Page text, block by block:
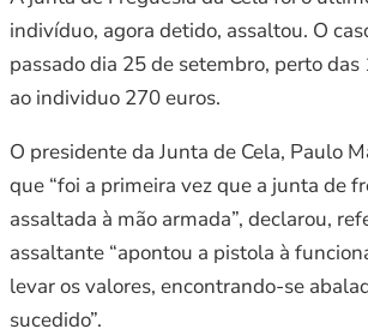
indivíduo, agora detido, assaltou. O
passado dia 25 de setembro, perto
ao individuo 270 euros.
O presidente da Junta de Cela, Paulo
que “foi a primeira vez que a junta de
assaltada à mão armada”, declarou,
assaltante “apontou a pistola à
levar os valores, encontrando-se
sucedido”.